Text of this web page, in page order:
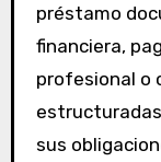
préstamo
financiera,
profesional o
sus